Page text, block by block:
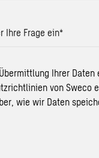
Ihre Frage ein*
Ihrer
von Sweco
wie wir Daten